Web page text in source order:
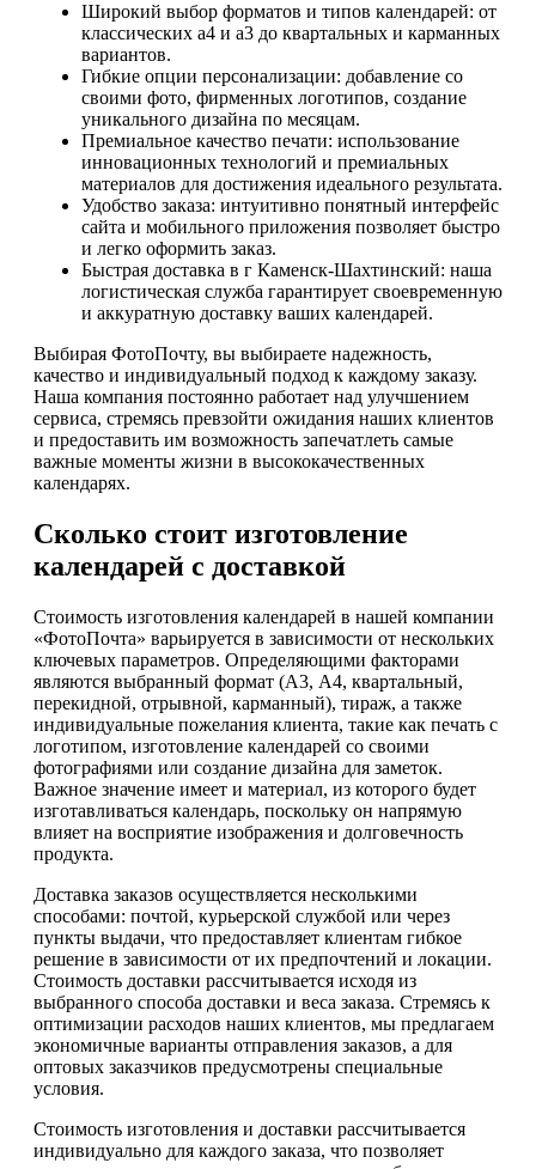
Широкий выбор форматов и типов календарей: от
классических а4 и а3 до квартальных и карманных
вариантов.
Гибкие опции персонализации: добавление со
своими фото, фирменных логотипов, создание
уникального дизайна по месяцам.
Премиальное качество печати: использование
инновационных технологий и премиальных
материалов для достижения идеального результата.
Удобство заказа: интуитивно понятный интерфейс
сайта и мобильного приложения позволяет быстро
и легко оформить заказ.
Быстрая доставка в г Каменск-Шахтинский: наша
логистическая служба гарантирует своевременную
и аккуратную доставку ваших календарей.
Выбирая ФотоПочту, вы выбираете надежность,
качество и индивидуальный подход к каждому заказу.
Наша компания постоянно работает над улучшением
сервиса, стремясь превзойти ожидания наших клиентов
и предоставить им возможность запечатлеть самые
важные моменты жизни в высококачественных
календарях.
Сколько стоит изготовление
календарей с доставкой
Стоимость изготовления календарей в нашей компании
«ФотоПочта» варьируется в зависимости от нескольких
ключевых параметров. Определяющими факторами
являются выбранный формат (А3, А4, квартальный,
перекидной, отрывной, карманный), тираж, а также
индивидуальные пожелания клиента, такие как печать с
логотипом, изготовление календарей со своими
фотографиями или создание дизайна для заметок.
Важное значение имеет и материал, из которого будет
изготавливаться календарь, поскольку он напрямую
влияет на восприятие изображения и долговечность
продукта.
Доставка заказов осуществляется несколькими
способами: почтой, курьерской службой или через
пункты выдачи, что предоставляет клиентам гибкое
решение в зависимости от их предпочтений и локации.
Стоимость доставки рассчитывается исходя из
выбранного способа доставки и веса заказа. Стремясь к
оптимизации расходов наших клиентов, мы предлагаем
экономичные варианты отправления заказов, а для
оптовых заказчиков предусмотрены специальные
условия.
Стоимость изготовления и доставки рассчитывается
индивидуально для каждого заказа, что позволяет